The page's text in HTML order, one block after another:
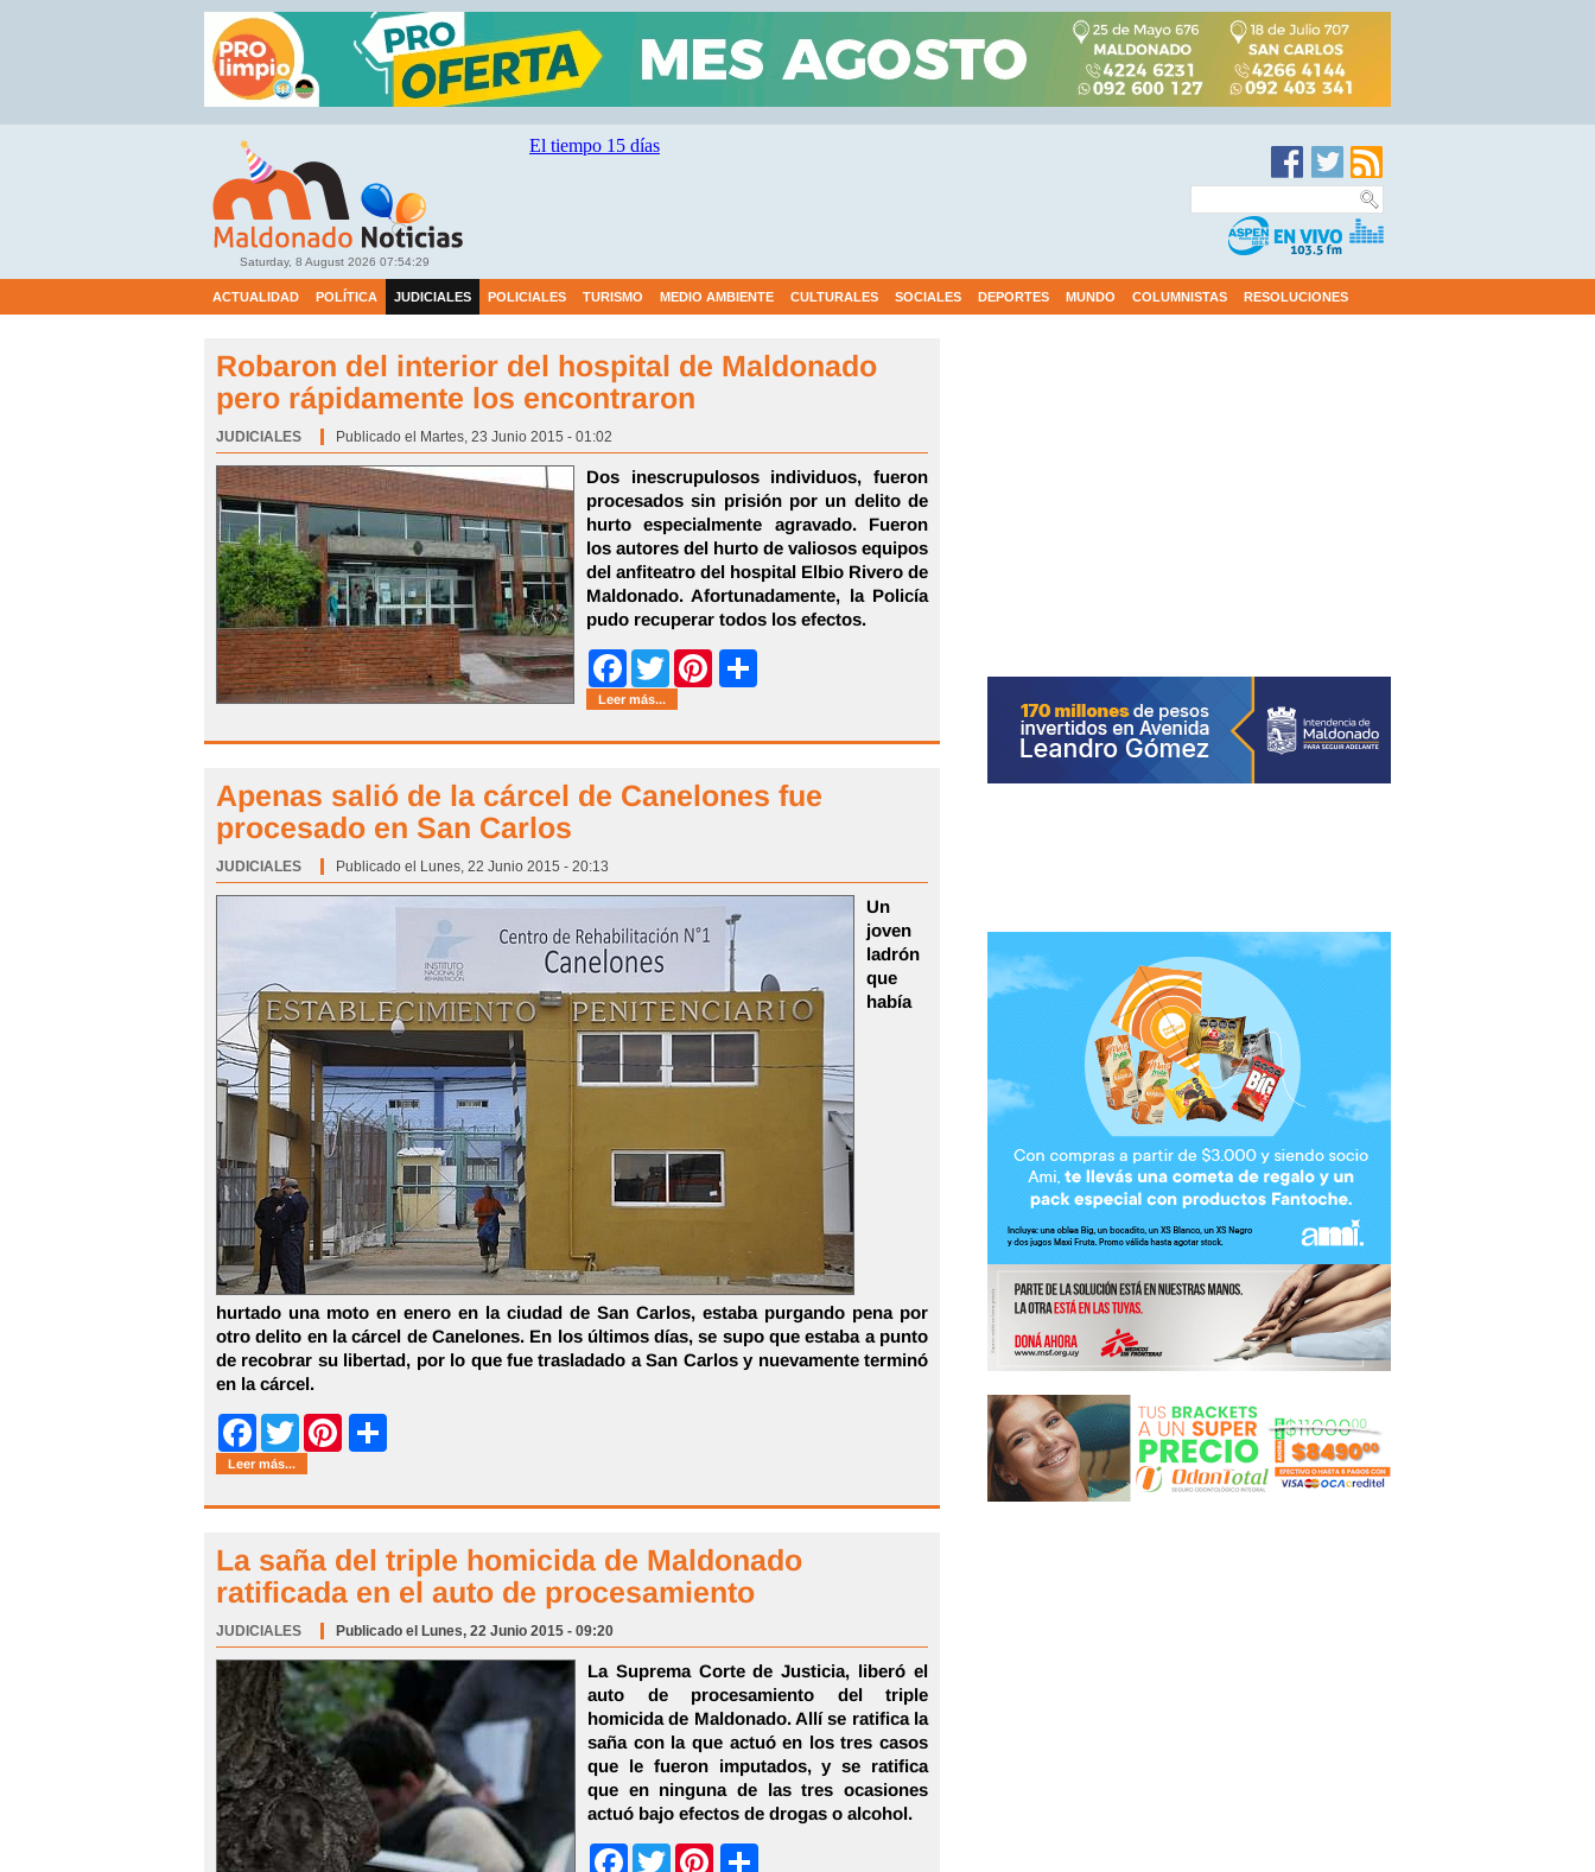
Saturday, 8 August 2026 07:54:30
ACTUALIDAD POLÍTICA JUDICIALES POLICIALES TURISMO MEDIO AMBIENTE CULTURALES SOCIALES DEPORTES MUNDO COLUMNISTAS RESOLUCIONES
Robaron del interior del hospital de Maldonado
pero rápidamente los encontraron
JUDICIALES Publicado el Martes, 23 Junio 2015 - 01:02
Dos inescrupulosos individuos, fueron
procesados sin prisión por un delito de
hurto especialmente agravado. Fueron
los autores del hurto de valiosos equipos
del anfiteatro del hospital Elbio Rivero de
Maldonado. Afortunadamente, la Policía
pudo recuperar todos los efectos.
FacebookTwitter Pinterest
Leer más...
Apenas salió de la cárcel de Canelones fue
procesado en San Carlos
JUDICIALES Publicado el Lunes, 22 Junio 2015 - 20:13
Un
joven
ladrón
que
había
hurtado una moto en enero en la ciudad de San Carlos, estaba purgando pena por
otro delito en la cárcel de Canelones. En los últimos días, se supo que estaba a punto
de recobrar su libertad, por lo que fue trasladado a San Carlos y nuevamente terminó
en la cárcel.
FacebookTwitter Pinterest
Leer más...
La saña del triple homicida de Maldonado
ratificada en el auto de procesamiento
JUDICIALES Publicado el Lunes, 22 Junio 2015 - 09:20
La Suprema Corte de Justicia, liberó el
auto de procesamiento del triple
homicida de Maldonado. Allí se ratifica la
saña con la que actuó en los tres casos
que le fueron imputados, y se ratifica
que en ninguna de las tres ocasiones
actuó bajo efectos de drogas o alcohol.
FacebookTwitter Pinterest